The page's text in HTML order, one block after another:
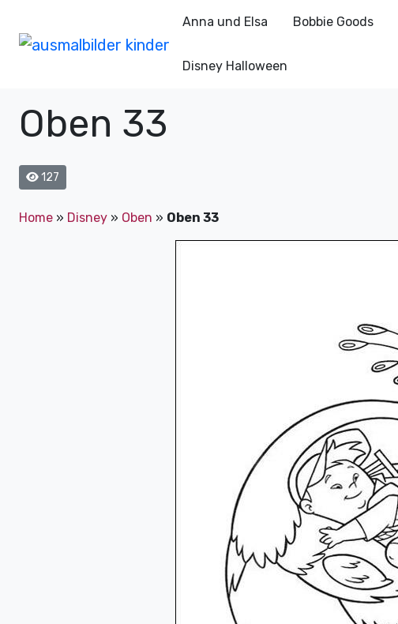
Anna und Elsa Bobbie Goods
Disney Halloween
Oben 33
127
Home » Disney » Oben » Oben 33